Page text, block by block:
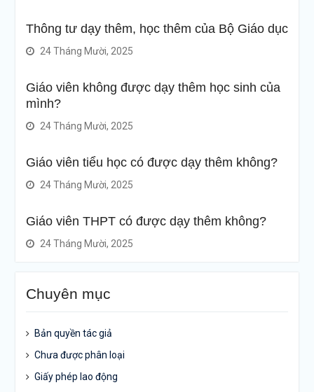
Thông tư dạy thêm, học thêm của Bộ Giáo dục
24 Tháng Mười, 2025
Giáo viên không được dạy thêm học sinh của
mình?
24 Tháng Mười, 2025
Giáo viên tiểu học có được dạy thêm không?
24 Tháng Mười, 2025
Giáo viên THPT có được dạy thêm không?
24 Tháng Mười, 2025
Chuyên mục
Bản quyền tác giả
Chưa được phân loại
Giấy phép lao động